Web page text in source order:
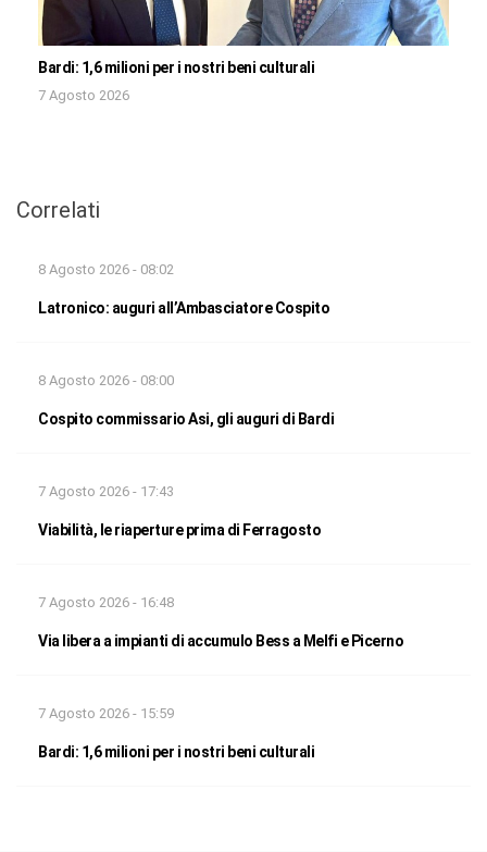
Bardi: 1,6 milioni per i nostri beni culturali
7 Agosto 2026
Correlati
8 Agosto 2026 - 08:02
Latronico: auguri all’Ambasciatore Cospito
8 Agosto 2026 - 08:00
Cospito commissario Asi, gli auguri di Bardi
7 Agosto 2026 - 17:43
Viabilità, le riaperture prima di Ferragosto
7 Agosto 2026 - 16:48
Via libera a impianti di accumulo Bess a Melfi e Picerno
7 Agosto 2026 - 15:59
Bardi: 1,6 milioni per i nostri beni culturali